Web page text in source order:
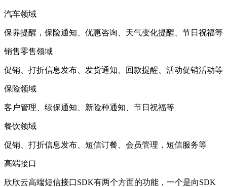
汽车领域
保养提醒，保险通知、优惠咨询、天气变化提醒、节日祝福等
销售零售领域
促销、打折信息发布、发货通知、回款提醒、活动促销活动等
保险领域
客户管理、续保通知、新险种通知、节日祝福等
餐饮领域
促销、打折信息发布、短信订餐、会员管理，短信服务等
高端接口
欣欣云高端短信接口SDK有两个方面的功能，一个是向SDK